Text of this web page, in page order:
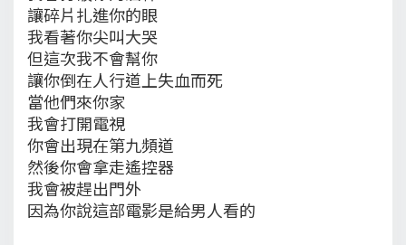
讓碎片扎進你的眼
我看著你尖叫大哭
但這次我不會幫你
讓你倒在人行道上失血而死
當他們來你家
我會打開電視
你會出現在第九頻道
然後你會拿走遙控器
我會被趕出門外
因為你說這部電影是給男人看的